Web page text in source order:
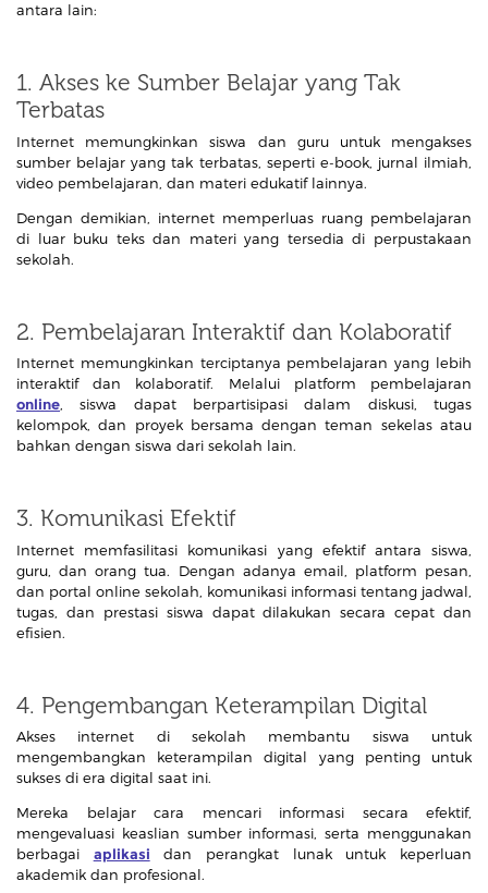
antara lain:
1. Akses ke Sumber Belajar yang Tak
Terbatas
Internet memungkinkan siswa dan guru untuk mengakses
sumber belajar yang tak terbatas, seperti e-book, jurnal ilmiah,
video pembelajaran, dan materi edukatif lainnya.
Dengan demikian, internet memperluas ruang pembelajaran
di luar buku teks dan materi yang tersedia di perpustakaan
sekolah.
2. Pembelajaran Interaktif dan Kolaboratif
Internet memungkinkan terciptanya pembelajaran yang lebih
interaktif dan kolaboratif. Melalui platform pembelajaran
online , siswa dapat berpartisipasi dalam diskusi, tugas
kelompok, dan proyek bersama dengan teman sekelas atau
bahkan dengan siswa dari sekolah lain.
3. Komunikasi Efektif
Internet memfasilitasi komunikasi yang efektif antara siswa,
guru, dan orang tua. Dengan adanya email, platform pesan,
dan portal online sekolah, komunikasi informasi tentang jadwal,
tugas, dan prestasi siswa dapat dilakukan secara cepat dan
efisien.
4. Pengembangan Keterampilan Digital
Akses internet di sekolah membantu siswa untuk
mengembangkan keterampilan digital yang penting untuk
sukses di era digital saat ini.
Mereka belajar cara mencari informasi secara efektif,
mengevaluasi keaslian sumber informasi, serta menggunakan
berbagai aplikasi dan perangkat lunak untuk keperluan
akademik dan profesional.